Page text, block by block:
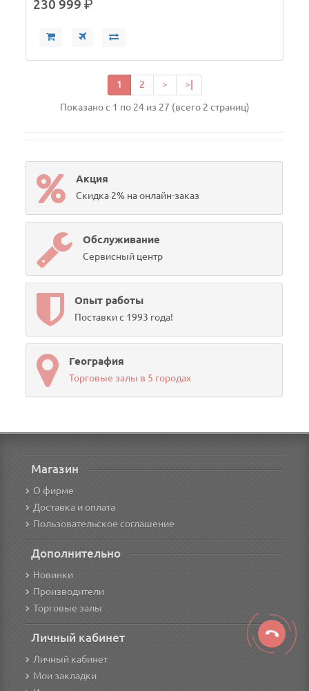
230 999р.
1 2 > >|
Показано с 1 по 24 из 27 (всего 2 страниц)
Акция
Скидка 2% на онлайн-заказ
Обслуживание
Сервисный центр
Опыт работы
Поставки с 1993 года!
География
Торговые залы в 5 городах
Магазин
О фирме
Доставка и оплата
Пользовательское соглашение
Дополнительно
Новинки
Производители
Торговые залы
Личный кабинет
Личный кабинет
Мои закладки